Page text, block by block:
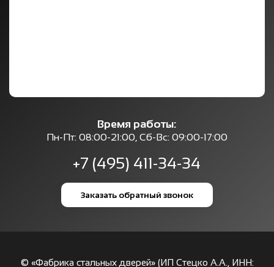
Время работы:
Пн-Пт: 08:00-21:00, Сб-Вс: 09:00-17:00
+7 (495) 411-34-34
Заказать обратный звонок
© «Фабрика стальных дверей» (ИП Стецко А.А., ИНН: